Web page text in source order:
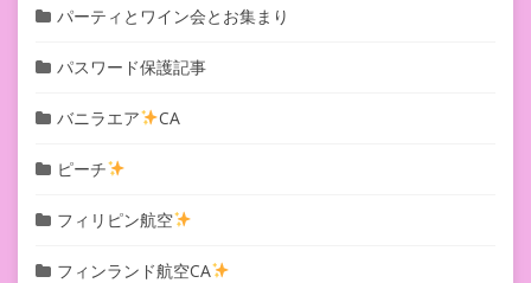
パーティとワイン会とお集まり
パスワード保護記事
バニラエア CA
ピーチ
フィリピン航空
フィンランド航空CA